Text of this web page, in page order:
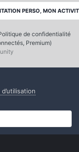
PERSO, MON
de confidentialité
Premium)